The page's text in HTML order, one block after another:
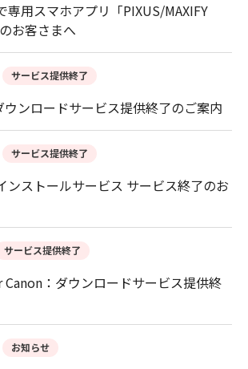
用スマホアプリ「PIXUS/MAXIFY
お客さまへ
サービス提供終了
ンロードサービス提供終了のご案内
サービス提供終了
ンストールサービス サービス終了のお
サービス提供終了
Canon：ダウンロードサービス提供終
お知らせ